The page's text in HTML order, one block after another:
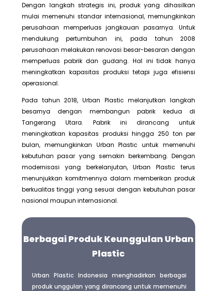
Dengan langkah strategis ini, produk yang dihasilkan
mulai memenuhi standar internasional, memungkinkan
perusahaan memperluas jangkauan pasarnya. Untuk
mendukung pertumbuhan ini, pada tahun 2008
perusahaan melakukan renovasi besar-besaran dengan
memperluas pabrik dan gudang. Hal ini tidak hanya
meningkatkan kapasitas produksi tetapi juga efisiensi
operasional.
Pada tahun 2018, Urban Plastic melanjutkan langkah
besarnya dengan membangun pabrik kedua di
Tangerang Utara. Pabrik ini dirancang untuk
meningkatkan kapasitas produksi hingga 250 ton per
bulan, memungkinkan Urban Plastic untuk memenuhi
kebutuhan pasar yang semakin berkembang. Dengan
modernisasi yang berkelanjutan, Urban Plastic terus
menunjukkan komitmennya dalam memberikan produk
berkualitas tinggi yang sesuai dengan kebutuhan pasar
nasional maupun internasional.
Berbagai Produk Keunggulan Urban
Plastic
Urban Plastic Indonesia menghadirkan berbagai
produk unggulan yang dirancang untuk memenuhi